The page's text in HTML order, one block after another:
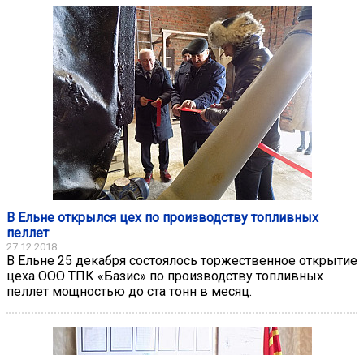
В Ельне открылся цех по производству топливных
пеллет
27.12.2018
В Ельне 25 декабря состоялось торжественное открытие
цеха ООО ТПК «Базис» по производству топливных
пеллет мощностью до ста тонн в месяц.